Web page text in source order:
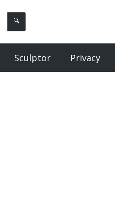
🔍
Sculptor Privacy